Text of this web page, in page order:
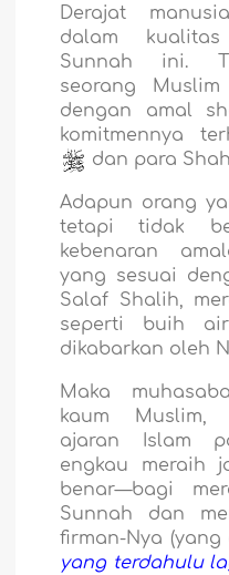
Derajat
dalam
Sunnah ini.
seorang
dengan amal
komitmennya
dan para
Adapun orang
tetapi tidak
kebenaran
yang sesuai
Salaf Shalih,
seperti buih
dikabarkan oleh
Maka
kaum Muslim,
ajaran Islam
engkau meraih
benar—bagi
Sunnah dan
firman-Nya (yang
yang terdahulu